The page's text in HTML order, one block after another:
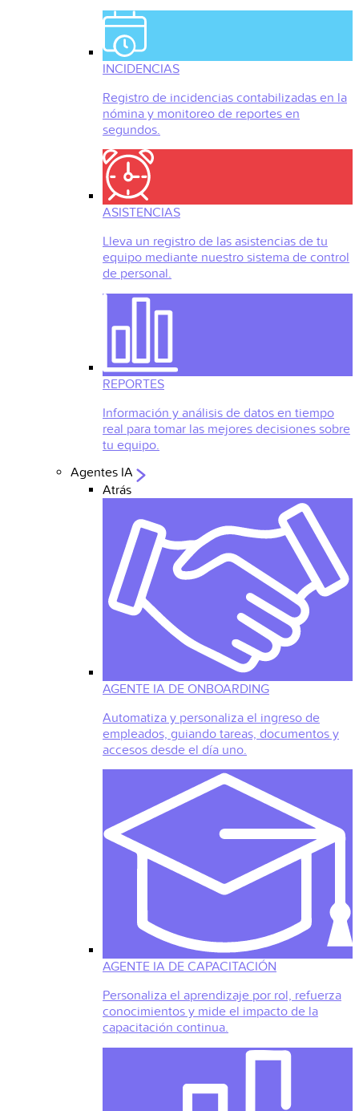
INCIDENCIAS
Registro de incidencias contabilizadas en la
nómina y monitoreo de reportes en
segundos.
ASISTENCIAS
Lleva un registro de las asistencias de tu
equipo mediante nuestro sistema de control
de personal.
REPORTES
Información y análisis de datos en tiempo
real para tomar las mejores decisiones sobre
tu equipo.
Agentes IA
Atrás
AGENTE IA DE ONBOARDING
Automatiza y personaliza el ingreso de
empleados, guiando tareas, documentos y
accesos desde el día uno.
AGENTE IA DE CAPACITACIÓN
Personaliza el aprendizaje por rol, refuerza
conocimientos y mide el impacto de la
capacitación continua.